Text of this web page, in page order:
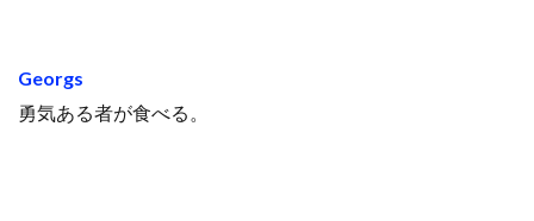
Georgs
勇気ある者が食べる。